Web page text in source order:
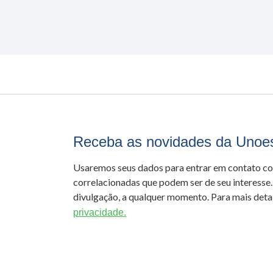
Receba as novidades da
Usaremos seus dados para entrar em contato
correlacionadas que podem ser de seu
divulgação, a qualquer momento. Para mais
privacidade.